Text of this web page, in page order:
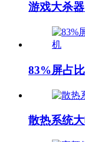
游戏大杀
83%屏占
散热系统